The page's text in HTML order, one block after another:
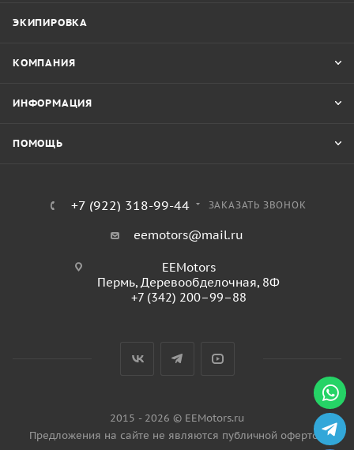
ЭКИПИРОВКА
КОМПАНИЯ
ИНФОРМАЦИЯ
ПОМОЩЬ
+7 (922) 318-99-44 ЗАКАЗАТЬ ЗВОНОК
eemotors@mail.ru
EEMotors
Пермь, Деревообделочная, 8Ф
+7 (342) 200–99–88
2015 - 2026 © EEMotors.ru
Предложения на сайте не являются публичной офертой